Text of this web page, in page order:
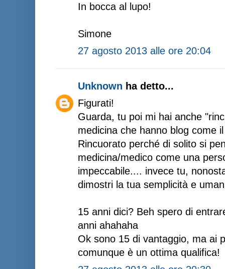
In bocca al lupo!
Simone
27 agosto 2013 alle ore 20:04
Unknown ha detto...
Figurati!
Guarda, tu poi mi hai anche
medicina che hanno blog come
Rincuorato perché di solito si
medicina/medico come una
impeccabile.... invece tu,
dimostri la tua semplicità e
15 anni dici? Beh spero di
anni ahahaha
Ok sono 15 di vantaggio, ma ai
comunque è un ottima qualifica!